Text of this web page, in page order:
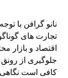
نانو گرافن با
تجارت های
اقتصاد و بازار
جلوگیری از
کافی است نگاهی